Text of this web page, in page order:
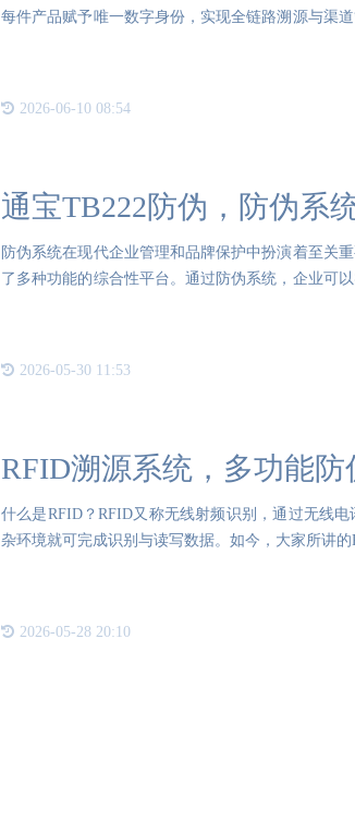
每件产品赋予唯一数字身份，实现全链路溯源与渠
2026-06-10 08:54
通宝TB222防伪，防伪系
防伪系统在现代企业管理和品牌保护中扮演着至关
了多种功能的综合性平台。通过防伪系统，企业可
2026-05-30 11:53
RFID溯源系统，多功能防
什么是RFID？RFID又称无线射频识别，通过无线
杂环境就可完成识别与读写数据。如今，大家所讲
2026-05-28 20:10